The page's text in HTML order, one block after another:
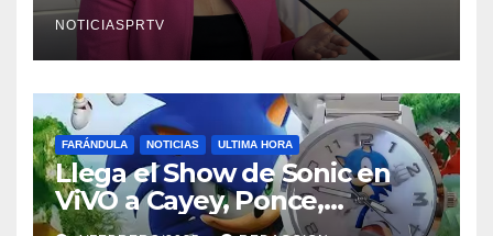
NOTICIASPRTV
FARÁNDULA NOTICIAS ULTIMA HORA
Llega el Show de Sonic en
ViVO a Cayey, Ponce,
Barceloneta y Humacao,